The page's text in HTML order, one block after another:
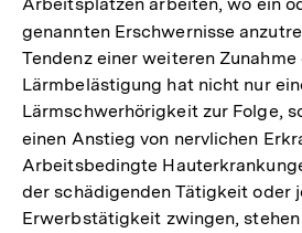
genannten Erschwernisse
Tendenz einer weiteren Zunahme
Lärmbelästigung hat nicht nur
Lärmschwerhörigkeit zur Folge,
einen Anstieg von nervlichen
Arbeitsbedingte
der schädigenden Tätigkeit oder
Erwerbstätigkeit zwingen,